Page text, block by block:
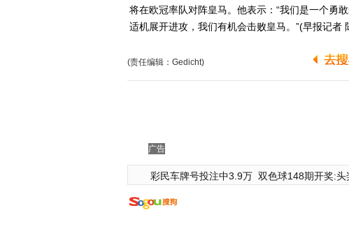
将在欧冠率队对阵皇马。他表示：“我们是一个勇
适机展开进攻，我们有机会击败皇马。”(早报记者
(责任编辑：Gedicht)
广告
彩民车牌号投注中3.9万 双色球148期开奖: